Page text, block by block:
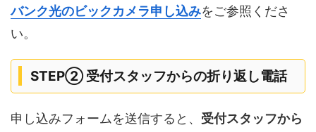
バンク光のビックカメラ申し込みをご参照くださ
い。
STEP② 受付スタッフからの折り返し電話
申し込みフォームを送信すると、 受付スタッフから